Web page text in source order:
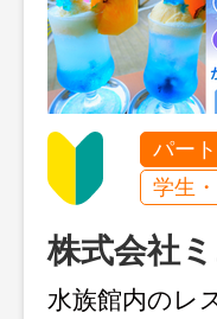
パー
学生
株式会社
水族館内のレ